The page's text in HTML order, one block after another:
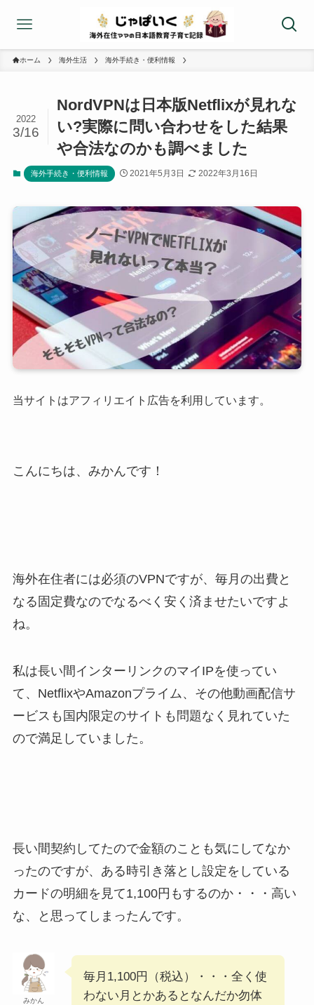
ホーム 海外生活 海外手続き・便利情報
NordVPNは日本版Netflixが見れな
い?実際に問い合わせをした結果
や合法なのかも調べました
2022
3/16
海外手続き・便利情報 2021年5月3日 2022年3月16日
当サイトはアフィリエイト広告を利用しています。
こんにちは、みかんです！
海外在住者には必須のVPNですが、毎月の出費と
なる固定費なのでなるべく安く済ませたいですよ
ね。
私は長い間インターリンクのマイIPを使ってい
て、NetflixやAmazonプライム、その他動画配信サ
ービスも国内限定のサイトも問題なく見れていた
ので満足していました。
長い間契約してたので金額のことも気にしてなか
ったのですが、ある時引き落とし設定をしている
カードの明細を見て1,100円もするのか・・・高い
な、と思ってしまったんです。
みかん
毎月1,100円（税込）・・・全く使
わない月とかあるとなんだか勿体